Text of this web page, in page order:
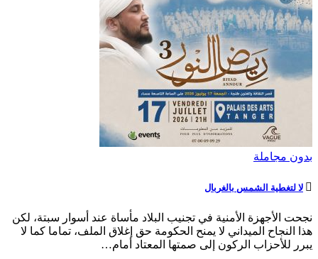
بدون مجاملة
لا لتغطية الشمس بالغربال
نجحت الأجهزة الأمنية في تجنيب البلاد مأساة عند أسوار سبتة، لكن
هذا النجاح الميداني لا يمنح الحكومة حق إغلاق الملف، تماما كما لا
يبرر للأحزاب الركون إلى صمتها المعتاد أمام…